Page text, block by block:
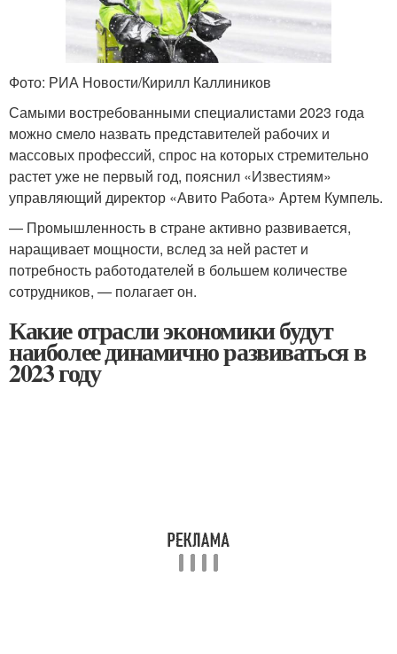
Фото: РИА Новости/Кирилл Каллиников
Самыми востребованными специалистами 2023 года
можно смело назвать представителей рабочих и
массовых профессий, спрос на которых стремительно
растет уже не первый год, пояснил «Известиям»
управляющий директор «Авито Работа» Артем Кумпель.
— Промышленность в стране активно развивается,
наращивает мощности, вслед за ней растет и
потребность работодателей в большем количестве
сотрудников, — полагает он.
Какие отрасли экономики будут
наиболее динамично развиваться в
2023 году